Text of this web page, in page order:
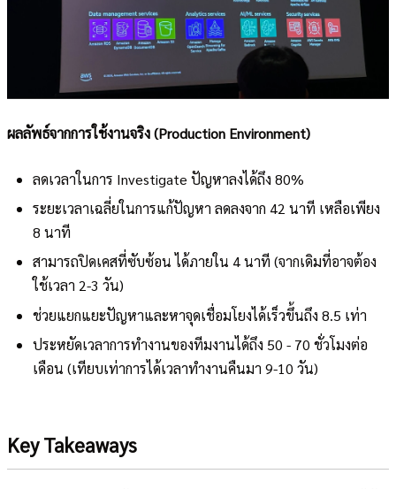
ผลลัพธ์จากการใช้งานจริง (Production Environment)
ลดเวลาในการ Investigate ปัญหาลงได้ถึง 80%
ระยะเวลาเฉลี่ยในการแก้ปัญหา ลดลงจาก 42 นาที เหลือเพียง
8 นาที
สามารถปิดเคสที่ซับซ้อน ได้ภายใน 4 นาที (จากเดิมที่อาจต้อง
ใช้เวลา 2-3 วัน)
ช่วยแยกแยะปัญหาและหาจุดเชื่อมโยงได้เร็วขึ้นถึง 8.5 เท่า
ประหยัดเวลาการทำงานของทีมงานได้ถึง 50 - 70 ชั่วโมงต่อ
เดือน (เทียบเท่าการได้เวลาทำงานคืนมา 9-10 วัน)
Key Takeaways